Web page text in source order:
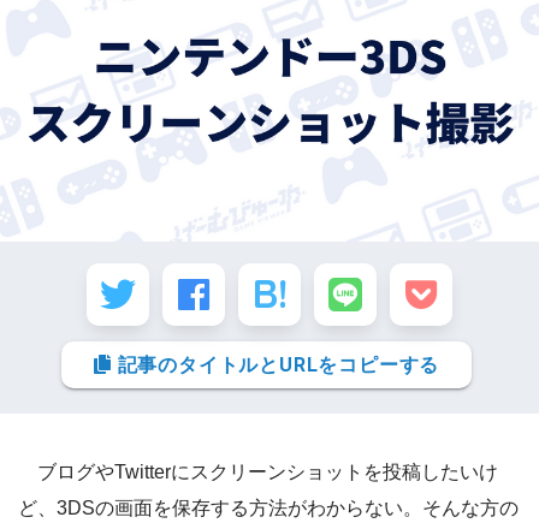
記事のタイトルとURLをコピーする
ブログやTwitterにスクリーンショットを投稿したいけ
ど、3DSの画面を保存する方法がわからない。そんな方の